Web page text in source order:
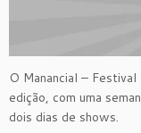
O Manancial –
edição, com uma
dois dias de shows.